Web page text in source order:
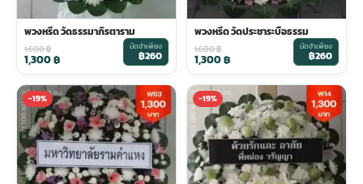
พวงหรีด วัดธรรมาภิรตาราม
1,600฿
1,300฿
มัดจำเพียง
฿260
พวงหรีด วัดประชาระบือธรรม
1,600฿
1,300฿
มัดจำเพียง
฿260
-19% -19%